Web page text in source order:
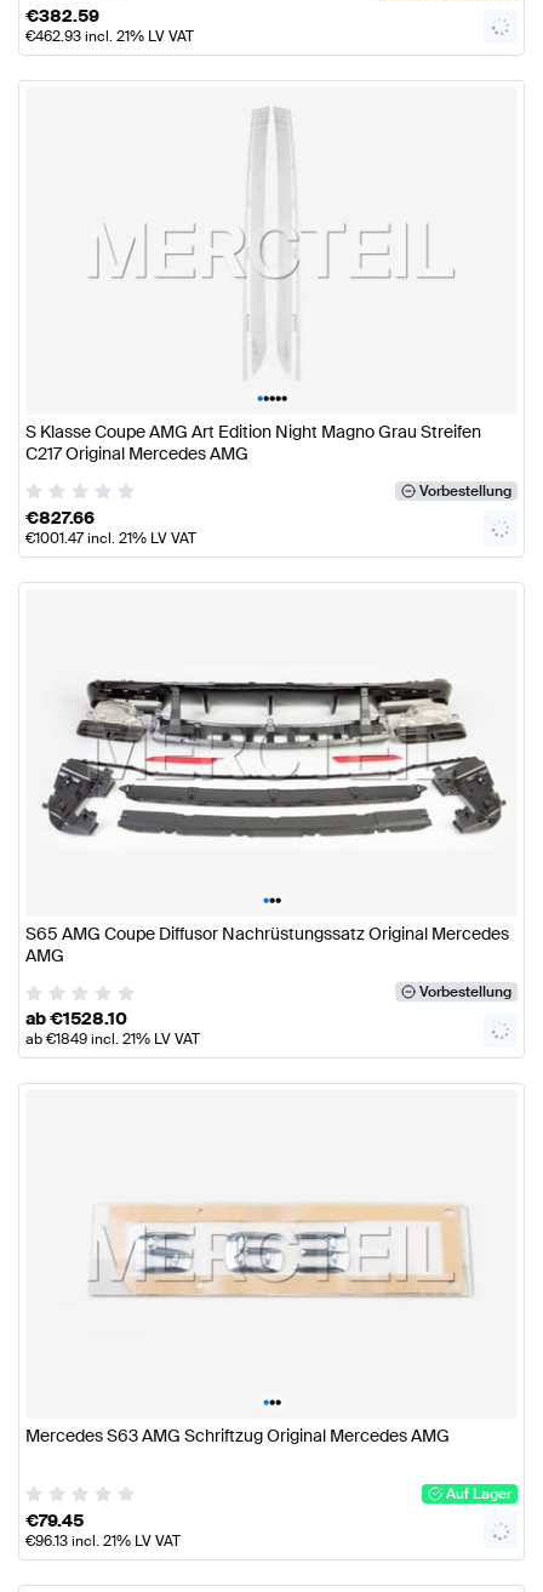
€382.59
€462.93incl. 21% LV VAT
•••••
S Klasse Coupe AMG Art Edition Night Magno Grau Streifen
C217 Original Mercedes AMG
Vorbestellung
€827.66
€1001.47incl. 21% LV VAT
•••
S65 AMG Coupe Diffusor Nachrüstungssatz Original Mercedes
AMG
Vorbestellung
ab€1528.10
ab€1849incl. 21% LV VAT
•••
Mercedes S63 AMG Schriftzug Original Mercedes AMG
Auf Lager
€79.45
€96.13incl. 21% LV VAT